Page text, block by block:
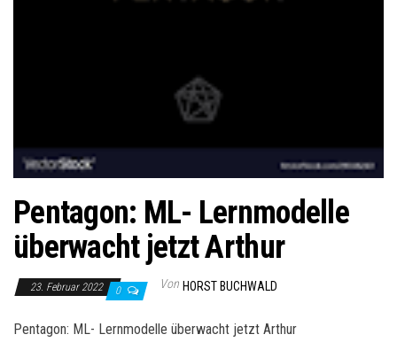
Pentagon: ML- Lernmodelle
überwacht jetzt Arthur
23. Februar 2022 0 Von HORST BUCHWALD
Pentagon: ML- Lernmodelle überwacht jetzt Arthur